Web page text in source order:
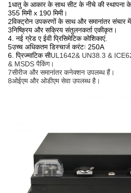
1धातु के आकार के साथ सीट के नीचे की स्थापना के
355 मिमी x 190 मिमी।
2विक्ट्रोन उपकरणों के साथ और समानांतर संचार
3निष्क्रिय और सक्रिय संतुलनकर्ता एकीकृत।
4. नई ग्रेड ए ईवी प्रिसिमेटिक कोशिकाएं.
5उच्च अधिकतम डिस्चार्ज करंटः 250A
6. प्रिज्माटिक सीUL1642& UN38.3 &
& MSDS पैकिंग।
7सीरीज और समानांतर कनेक्शन उपलब्ध हैं।
8ओईएम और ओडीएम सेवा उपलब्ध है।